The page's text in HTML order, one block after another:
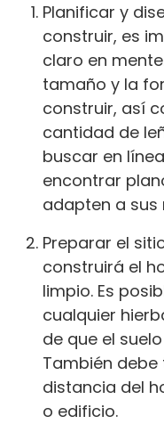
Planificar y
construir, es
claro en
tamaño y la
construir, así
cantidad de
buscar en
encontrar
adapten a sus
Preparar el
construirá el
limpio. Es
cualquier
de que el
También
distancia del
o edificio.